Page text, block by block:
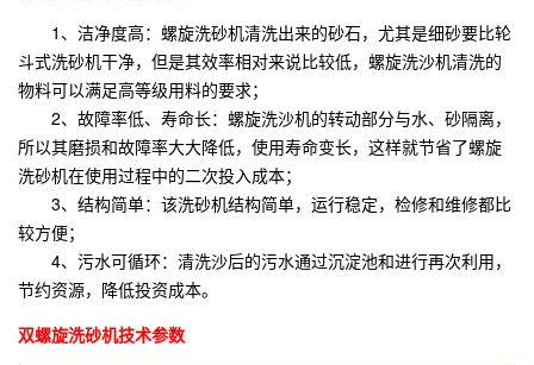
1、洁净度高：螺旋洗砂机清洗出来的砂石，尤其是细砂要比轮
斗式洗砂机干净，但是其效率相对来说比较低，螺旋洗沙机清洗的
物料可以满足高等级用料的要求；
2、故障率低、寿命长：螺旋洗沙机的转动部分与水、砂隔离，
所以其磨损和故障率大大降低，使用寿命变长，这样就节省了螺旋
洗砂机在使用过程中的二次投入成本；
3、结构简单：该洗砂机结构简单，运行稳定，检修和维修都比
较方便；
4、污水可循环：清洗沙后的污水通过沉淀池和进行再次利用，
节约资源，降低投资成本。
双螺旋洗砂机技术参数